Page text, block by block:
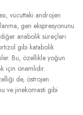
vücuttaki androjen
gen ekspresyonunu
anabolik süreçleri
gibi katabolik
Bu, özellikle yoğun
için önemlidir.
de, östrojen
ve jinekomasti gibi